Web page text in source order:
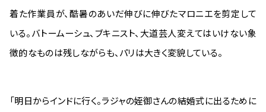
着た作業員が、酷暑のあいだ伸びに伸びたマロニエを剪定して
いる。バトームーシュ、ブキニスト、大道芸人――変えてはいけない象
徴的なものは残しながらも、パリは大きく変貌している。
「明日からインドに行く。ラジャの姪御さんの結婚式に出るために